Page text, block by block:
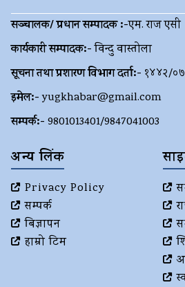
सञ्चालक/ प्रधान सम्पादक :-एम. राज एसी
कार्यकारी सम्पादक:-विन्दु वास्तोला
सूचना तथा प्रशारण विभाग दर्ता:- १४४२/
इमेल:- yugkhabar@gmail.com
सम्पर्क:- 9801013401/9847041003
अन्य लिंक
Privacy Policy
सम्पर्क
बिज्ञापन
हाम्रो टिम